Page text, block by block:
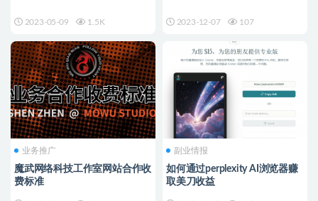
2023-05-09 1.5K 2023-12-07 107
业务推广
魔武网络科技工作室网站合作收
费标准
副业情报
如何通过perplexity AI浏览器赚
取美刀收益